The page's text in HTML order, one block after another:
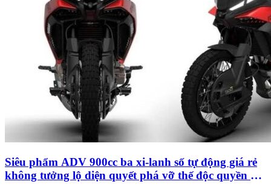
Siêu phẩm ADV 900cc ba xi-lanh số tự động giá rẻ
không tưởng lộ diện quyết phá vỡ thế độc quyền xe